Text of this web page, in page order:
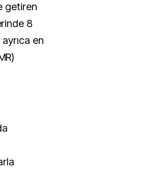
getiren
8
en